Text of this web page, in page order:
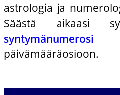
astrologia ja
Säästä aikaasi
syntymänumerosi
päivämääräosioon.